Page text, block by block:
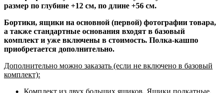
размер по глубине +12 см, по длине +56 см.
Бортики, ящики на основной (первой) фотографии товара,
а также стандартные основания входят в базовый
комплект и уже включены в стоимость. Полка-кашпо
приобретается дополнительно.
Дополнительно можно заказать (если не включено в базовый
комплект):
Комплект из двух больших ящиков. Ящики подкатные,